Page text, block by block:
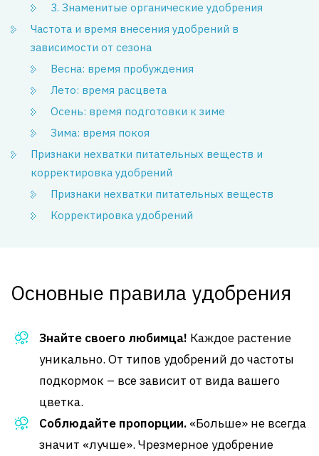
3. Знаменитые органические удобрения
Частота и время внесения удобрений в
зависимости от сезона
Весна: время пробуждения
Лето: время расцвета
Осень: время подготовки к зиме
Зима: время покоя
Признаки нехватки питательных веществ и
корректировка удобрений
Признаки нехватки питательных веществ
Корректировка удобрений
Основные правила удобрения
Знайте своего любимца! Каждое растение
уникально. От типов удобрений до частоты
подкормок – все зависит от вида вашего
цветка.
Соблюдайте пропорции. «Больше» не всегда
значит «лучше». Чрезмерное удобрение